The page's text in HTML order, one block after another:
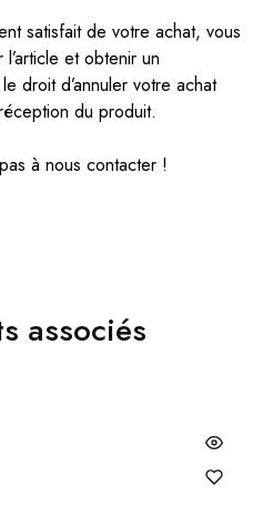
satisfait de votre achat, vous
et obtenir un
droit d’annuler votre achat
du produit.
à nous contacter !
associés